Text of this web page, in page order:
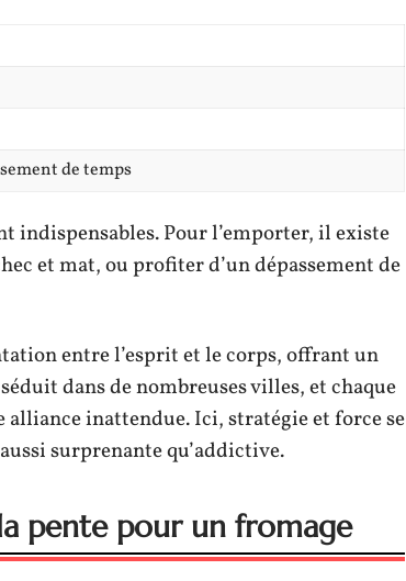
de temps
indispensables. Pour l’emporter, il existe
et mat, ou profiter d’un dépassement de
entre l’esprit et le corps, offrant un
dans de nombreuses villes, et chaque
inattendue. Ici, stratégie et force se
surprenante qu’addictive.
pente pour un fromage